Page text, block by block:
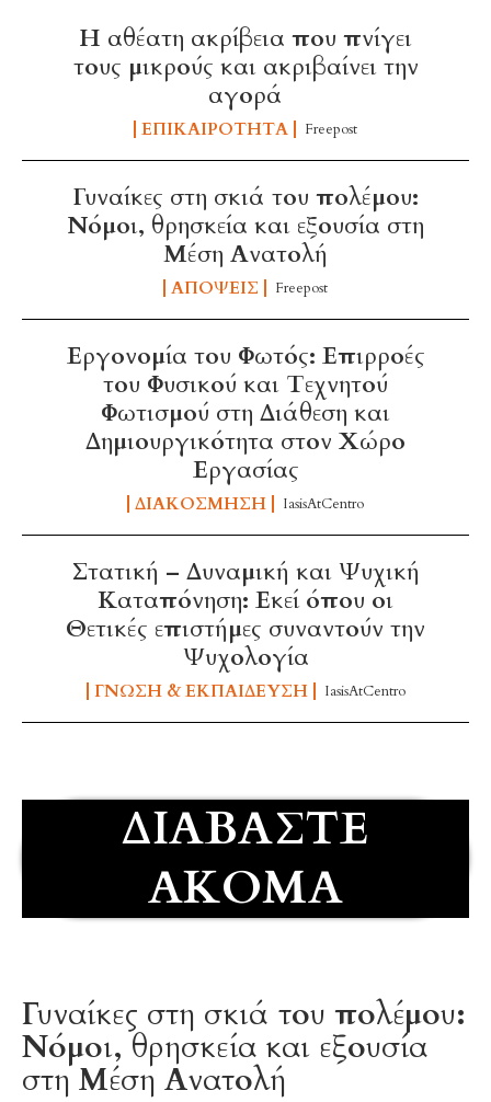
Η αθέατη ακρίβεια που πνίγει
τους μικρούς και ακριβαίνει την
αγορά
ΕΠΙΚΑΙΡΌΤΗΤΑ Freepost
Γυναίκες στη σκιά του πολέμου:
Νόμοι, θρησκεία και εξουσία στη
Μέση Ανατολή
ΑΠΌΨΕΙΣ Freepost
Εργονομία του Φωτός: Επιρροές
του Φυσικού και Τεχνητού
Φωτισμού στη Διάθεση και
Δημιουργικότητα στον Χώρο
Εργασίας
ΔΙΑΚΌΣΜΗΣΗ IasisAtCentro
Στατική – Δυναμική και Ψυχική
Καταπόνηση: Εκεί όπου οι
Θετικές επιστήμες συναντούν την
Ψυχολογία
ΓΝΏΣΗ & ΕΚΠΑΊΔΕΥΣΗ IasisAtCentro
ΔΙΑΒΆΣΤΕ
ΑΚΌΜΑ
Γυναίκες στη σκιά του πολέμου:
Νόμοι, θρησκεία και εξουσία
στη Μέση Ανατολή